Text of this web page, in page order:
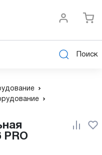
Поиск
PRO